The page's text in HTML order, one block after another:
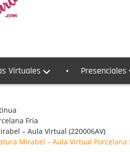
Virtuales Presenciales
Fría
– Aula Virtual (220006AV)
Mirabel – Aula Virtual Porcelana